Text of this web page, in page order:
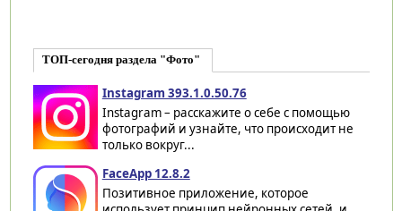
ТОП-сегодня раздела "Фото"
Instagram 393.1.0.50.76
Instagram – расскажите о себе с помощью
фотографий и узнайте, что происходит не
только вокруг...
FaceApp 12.8.2
Позитивное приложение, которое